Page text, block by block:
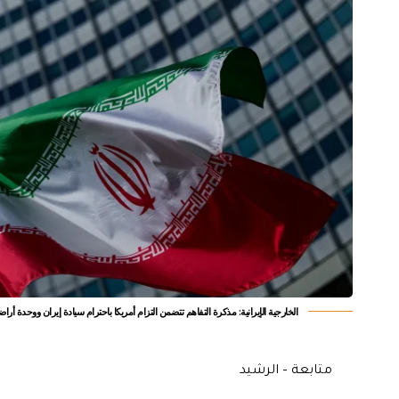
الخارجية الإيرانية: مذكرة التفاهم تتضمن التزام أمريكا باحترام سيادة إيران ووحدة
متابعة – الرشيد